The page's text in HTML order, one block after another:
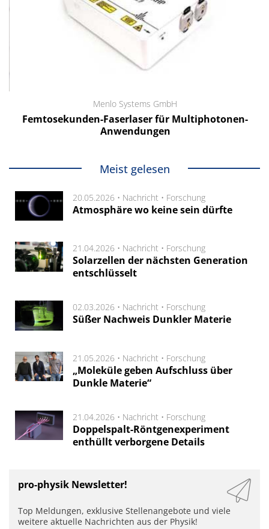
Menlo Systems GmbH
Femtosekunden-Faserlaser für Multiphotonen-
Anwendungen
Meist gelesen
20.05.2026 • Nachricht • Forschung
Atmosphäre wo keine sein dürfte
21.04.2026 • Nachricht • Forschung
Solarzellen der nächsten Generation
entschlüsselt
02.03.2026 • Nachricht • Forschung
Süßer Nachweis Dunkler Materie
21.05.2026 • Nachricht • Forschung
„Moleküle geben Aufschluss über
Dunkle Materie“
21.04.2026 • Nachricht • Forschung
Doppelspalt-Röntgenexperiment
enthüllt verborgene Details
pro-physik Newsletter!
Top Meldungen, exklusive Stellenangebote und viele
weitere aktuelle Nachrichten aus der Physik!